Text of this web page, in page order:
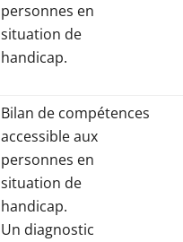
personnes en
situation de
handicap.
Bilan de compétences
accessible aux
personnes en
situation de
handicap.
Un diagnostic